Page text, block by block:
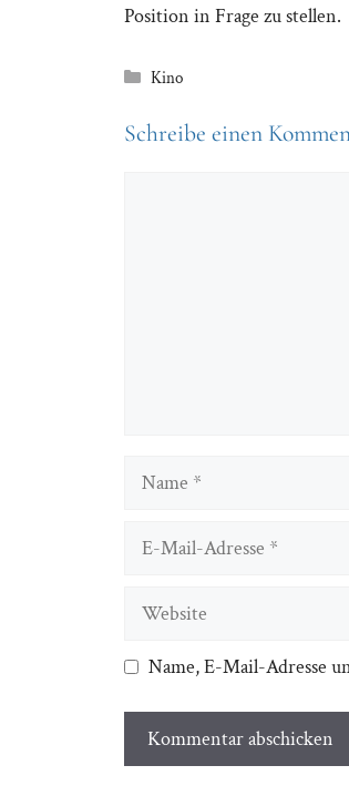
Position in Frage zu stellen.
Kategorien
Kino
Schreibe einen
Website
Name, E-Mail-Adresse